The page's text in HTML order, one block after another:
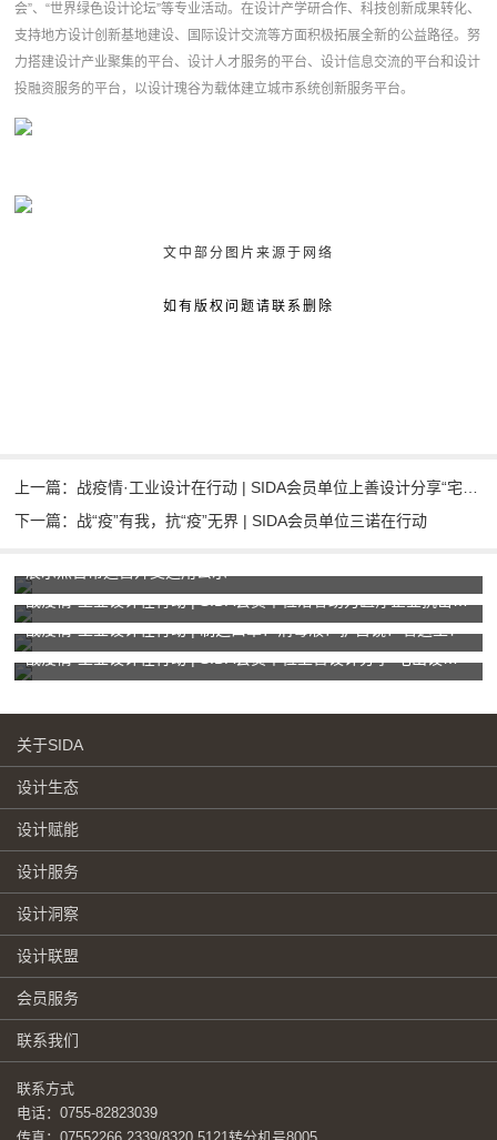
会”、“世界绿色设计论坛”等专业活动。在设计产学研合作、科技创新成果转化、
支持地方设计创新基地建设、国际设计交流等方面积极拓展全新的公益路径。努
力搭建设计产业聚集的平台、设计人才服务的平台、设计信息交流的平台和设计
投融资服务的平台，以设计瑰谷为载体建立城市系统创新服务平台。
文中部分图片来源于网络
如有版权问题请联系删除
下一篇：战“疫”有我，抗“疫”无界 | SIDA会员单位三诺在行动
关于SIDA
设计生态
设计赋能
设计服务
设计洞察
设计联盟
会员服务
联系我们
联系方式
电话：0755-82823039